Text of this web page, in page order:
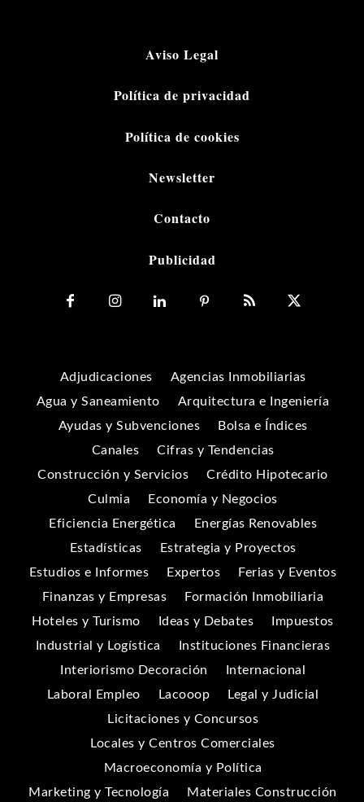
Aviso Legal
Política de privacidad
Política de cookies
Newsletter
Contacto
Publicidad
Adjudicaciones
Agencias Inmobiliarias
Agua y Saneamiento
Arquitectura e Ingeniería
Ayudas y Subvenciones
Bolsa e Índices
Canales
Cifras y Tendencias
Construcción y Servicios
Crédito Hipotecario
Culmia
Economía y Negocios
Eficiencia Energética
Energías Renovables
Estadísticas
Estrategia y Proyectos
Estudios e Informes
Expertos
Ferias y Eventos
Finanzas y Empresas
Formación Inmobiliaria
Hoteles y Turismo
Ideas y Debates
Impuestos
Industrial y Logística
Instituciones Financieras
Interiorismo Decoración
Internacional
Laboral Empleo
Lacooop
Legal y Judicial
Licitaciones y Concursos
Locales y Centros Comerciales
Macroeconomía y Política
Marketing y Tecnología
Materiales Construcción